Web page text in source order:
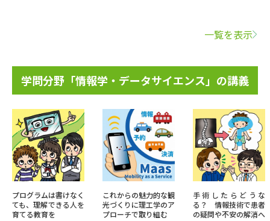
一覧を表示
学問分野「情報学・データサイエンス」の講義
プログラムは書けなく
ても、理解できる人を
育てる教育を
これからの魅力的な観
光づくりに理工学のア
プローチで取り組む
手術したらどうな
る？ 情報技術で患者
の疑問や不安の解消へ